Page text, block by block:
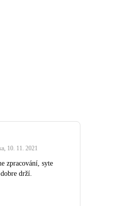
, 10. 11. 2021
zpracování, syte
drží.